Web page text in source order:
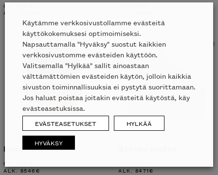
CC-TAPIS
ALK.
CC-TAPIS
Rotazioni matto
CC-TAPIS
ALK.8546€ ALK.8471€
Käytämme verkkosivustollamme evästeitä
käyttökokemuksesi optimoimiseksi.
Napsauttamalla "Hyväksy" suostut kaikkien
verkkosivustomme evästeiden käyttöön.
Valitsemalla "Hylkää" sallit ainoastaan
välttämättömien evästeiden käytön, jolloin kaikkia
sivuston toiminnallisuuksia ei pystytä suorittamaan.
Jos haluat poistaa joitakin evästeitä käytöstä, käy
evästeasetuksissa.
EVÄSTEASETUKSET HYLKÄÄ
HYVÄKSY